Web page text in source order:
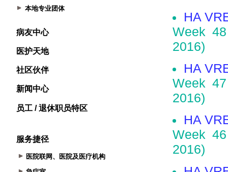
本地专业团体
病友中心
医护天地
社区伙伴
新闻中心
员工 / 退休职员特区
服务捷径
医院联网、医院及医疗机构